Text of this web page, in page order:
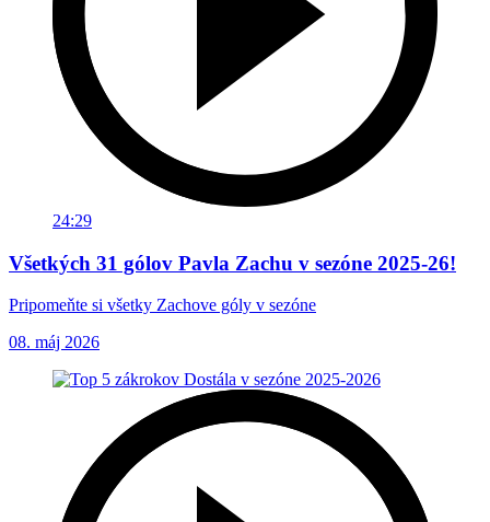
24:29
Všetkých 31 gólov Pavla Zachu v sezóne 2025-26!
Pripomeňte si všetky Zachove góly v sezóne
08. máj 2026